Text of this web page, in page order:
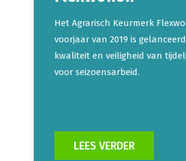
Het Agrarisch Keurmerk
voorjaar van 2019 is
kwaliteit en veiligheid van
voor seizoensarbeid.
LEES VERDER